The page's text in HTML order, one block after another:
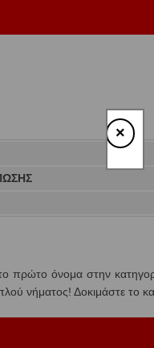
πρώτο όνομα στην
νήματος! Δοκιμάστε το
×